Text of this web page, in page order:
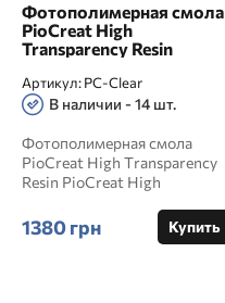
Фотополимерная смола
PioCreat High
Transparency Resin
Артикул:PC-Clear
В наличии - 14 шт.
Фотополимерная смола
PioCreat High Transparency
Resin PioCreat High
высоко...
1380 грн Купить